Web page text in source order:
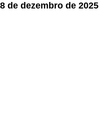
8 de dezembro de 2025